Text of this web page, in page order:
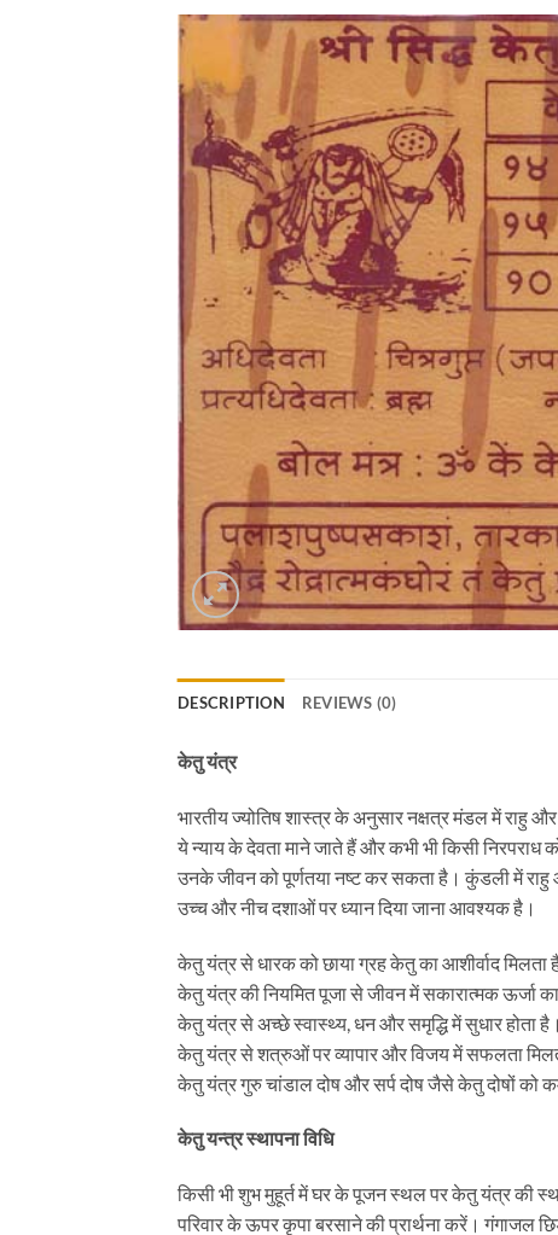
DESCRIPTION REVIEWS (0)
केतु यंत्र
भारतीय ज्योतिष शास्त्र के अनुसार नक्षत्र मंडल में राहु
ये न्याय के देवता माने जाते हैं और कभी भी किसी
उनके जीवन को पूर्णतया नष्ट कर सकता है। कुंडली में
उच्च और नीच दशाओं पर ध्यान दिया जाना आवश्यक है।
केतु यंत्र से धारक को छाया ग्रह केतु का आशीर्वाद मिलता
केतु यंत्र की नियमित पूजा से जीवन में सकारात्मक ऊर्जा का
केतु यंत्र से अच्छे स्वास्थ्य, धन और समृद्धि में सुधार होता है।
केतु यंत्र से शत्रुओं पर व्यापार और विजय में सफलता
केतु यंत्र गुरु चांडाल दोष और सर्प दोष जैसे केतु दोषों को
केतु यन्त्र स्थापना विधि
किसी भी शुभ मुहूर्त में घर के पूजन स्‍थल पर केतु यंत्र
परिवार के ऊपर कृपा बरसाने की प्रार्थना करें। गंगाजल